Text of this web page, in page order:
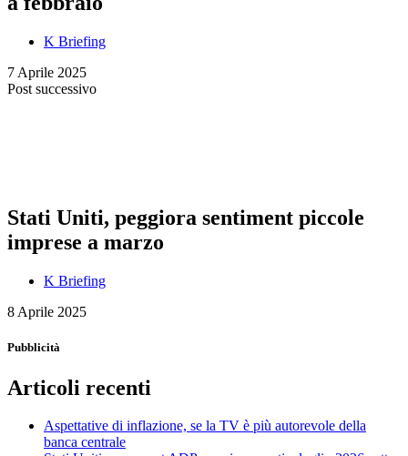
K Briefing
7 Aprile 2025
Post successivo
Stati Uniti, peggiora sentiment piccole
imprese a marzo
K Briefing
8 Aprile 2025
Pubblicità
Articoli recenti
Aspettative di inflazione, se la TV è più autorevole della
banca centrale